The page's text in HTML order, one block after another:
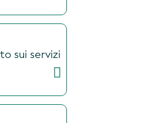
sui servizi